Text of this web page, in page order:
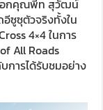
ลือกคุณพีท สุวัฒน์
ซูซุตัวจริงทั้งใน
4×4 ในการ
All Roads
การได้รับชมอย่าง